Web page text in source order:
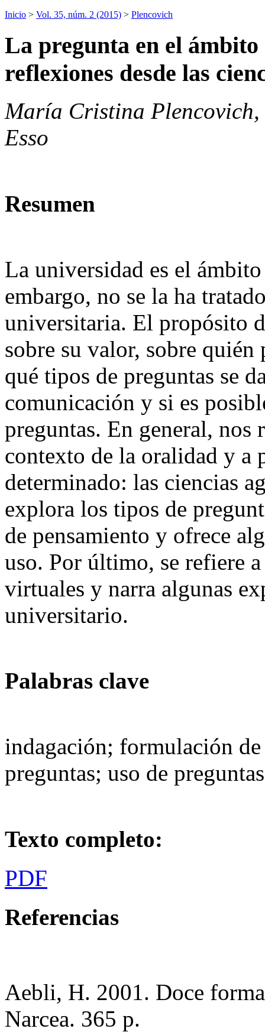
Inicio > Vol. 35, núm. 2 (2015) > Plencovich
La pregunta en el
reflexiones desde las
María Cristina
Esso
Resumen
La universidad es el
embargo, no se la ha
universitaria. El propósito
sobre su valor, sobre
qué tipos de preguntas se
comunicación y si es
preguntas. En general, nos
contexto de la oralidad y a
determinado: las ciencias
explora los tipos de
de pensamiento y ofrece
uso. Por último, se refiere
virtuales y narra algunas
universitario.
Palabras clave
indagación; formulación
preguntas; uso de
Texto completo:
PDF
Referencias
Aebli, H. 2001. Doce
Narcea. 365 p.